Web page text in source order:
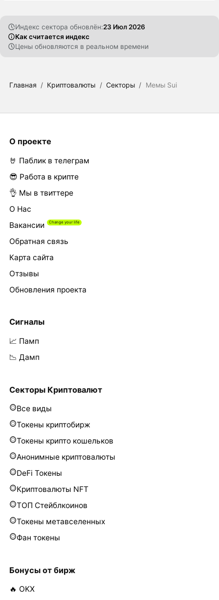
Индекс сектора обновлён:23 Июл 2026
Как считается индекс
Цены обновляются в реальном времени
Главная / Криптовалюты / Секторы / Мемы Sui
О проекте
🤘 Паблик в телеграм
😎 Работа в крипте
👌 Мы в твиттере
О Нас
Вакансии
Обратная связь
Карта сайта
Отзывы
Обновления проекта
Сигналы
📈 Памп
📉 Дамп
Секторы Криптовалют
Все виды
Токены криптобирж
Токены крипто кошельков
Анонимные криптовалюты
DeFi Токены
Криптовалюты NFT
ТОП Стейблкоинов
Токены метавселенных
Фан токены
Бонусы от бирж
🔥 OKX